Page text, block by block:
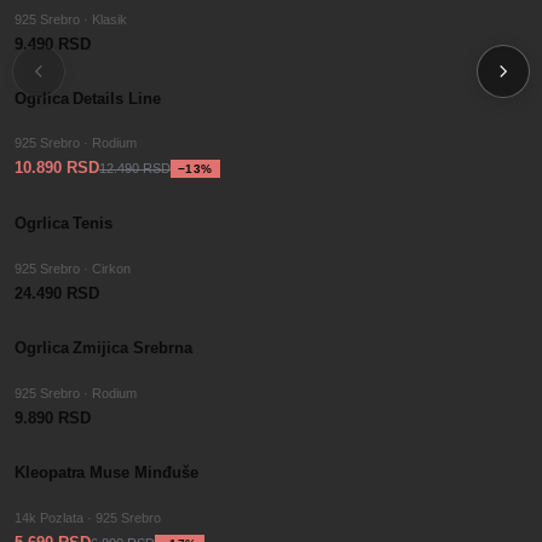
925 Srebro · Klasik
9.490 RSD
−13 %
SALE
Ogrlica Details Line
925 Srebro · Rodium
10.890 RSD12.490 RSD −13%
Ogrlica Tenis
925 Srebro · Cirkon
24.490 RSD
Ogrlica Zmijica Srebrna
925 Srebro · Rodium
9.890 RSD
−17%
SALE
Kleopatra Muse Minđuše
14k Pozlata · 925 Srebro